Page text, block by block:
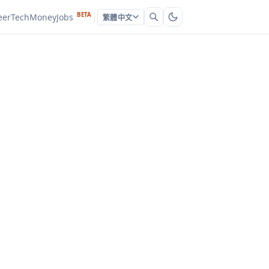
TechMoneyJobs BETA 繁體中文